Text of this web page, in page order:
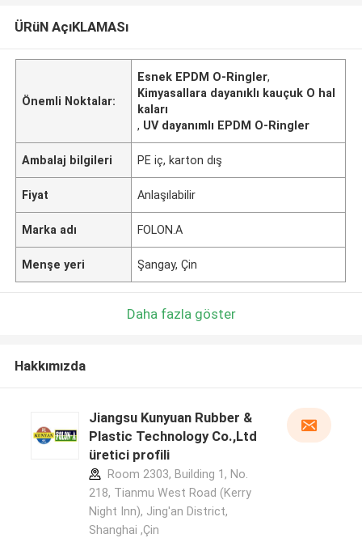
ÜRüN AçıKLAMASı
Önemli Noktalar:
Esnek EPDM O-Ringler,
Kimyasallara dayanıklı kauçuk O hal
kaları
, UV dayanımlı EPDM O-Ringler
Ambalaj bilgileri PE iç, karton dış
Fiyat Anlaşılabilir
Marka adı FOLON.A
Menşe yeri Şangay, Çin
Daha fazla göster
Hakkımızda
Jiangsu Kunyuan Rubber &
Plastic Technology Co.,Ltd
üretici profili
Room 2303, Building 1, No.
218, Tianmu West Road (Kerry
Night Inn), Jing'an District,
Shanghai ,Çin